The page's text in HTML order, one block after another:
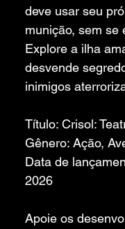
deve usar seu
munição, sem se
Explore a ilha
desvende
inimigos
Título: Crisol:
Gênero: Ação,
Data de
2026
Apoie os